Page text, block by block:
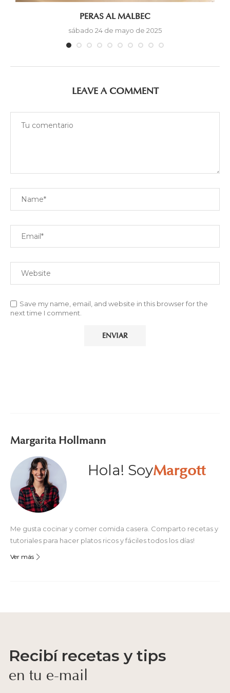
PERAS AL MALBEC
sábado 24 de mayo de 2025
LEAVE A COMMENT
Save my name, email, and website in this browser for the
next time I comment.
Margarita Hollmann
Hola! SoyMargott
Me gusta cocinar y comer comida casera. Comparto recetas y
tutoriales para hacer platos ricos y fáciles todos los días!
Ver más
Recibí recetas y tips